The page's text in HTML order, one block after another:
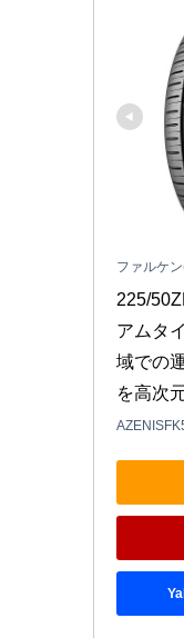
ファルケ
225/
アムタ
域での
を高次